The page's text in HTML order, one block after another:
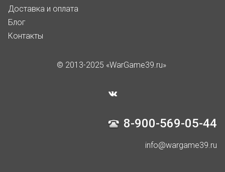
Доставка и оплата
Блог
Контакты
© 2013-2025 «WarGame39.ru»
8-900-569-05-44
info@wargame39.ru